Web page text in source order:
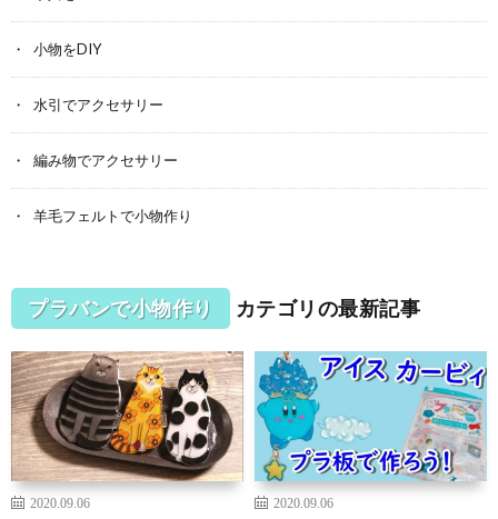
小物をDIY
水引でアクセサリー
編み物でアクセサリー
羊毛フェルトで小物作り
プラバンで小物作り カテゴリの最新記事
2020.09.06 2020.09.06